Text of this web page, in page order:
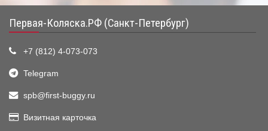
Первая-Коляска.РФ (Санкт-Петербург)
+7 (812) 4-073-073
Telegram
spb@first-buggy.ru
Визитная карточка